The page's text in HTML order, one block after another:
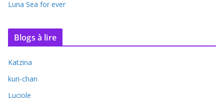
Luna Sea for ever
Blogs à lire
Katzina
kuri-chan
Luciole